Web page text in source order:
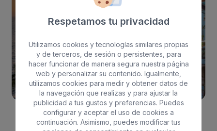
Hotel
Bull Dorado Beach
& Spa
19
Bares
Bull Dorado Beach
& Spa
28
Respetamos tu privacidad
Utilizamos cookies y tecnologías similares propias
y de terceros, de sesión o persistentes, para
hacer funcionar de manera segura nuestra página
web y personalizar su contenido. Igualmente,
utilizamos cookies para medir y obtener datos de
la navegación que realizas y para ajustar la
publicidad a tus gustos y preferencias. Puedes
configurar y aceptar el uso de cookies a
continuación. Asimismo, puedes modificar tus